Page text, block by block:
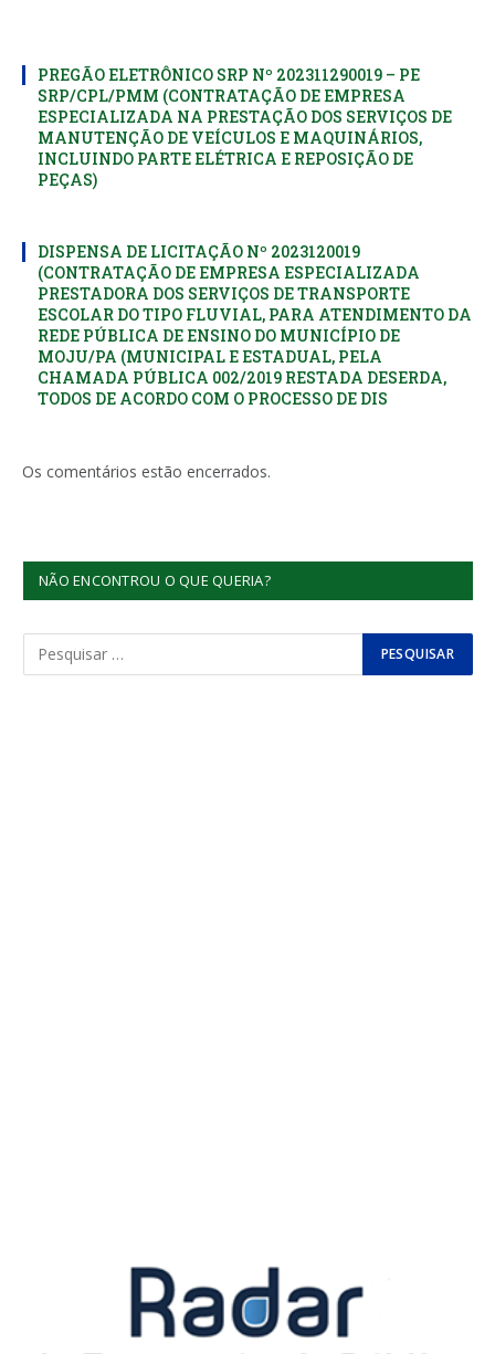
PREGÃO ELETRÔNICO SRP Nº 202311290019 – PE
SRP/CPL/PMM (CONTRATAÇÃO DE EMPRESA
ESPECIALIZADA NA PRESTAÇÃO DOS SERVIÇOS DE
MANUTENÇÃO DE VEÍCULOS E MAQUINÁRIOS,
INCLUINDO PARTE ELÉTRICA E REPOSIÇÃO DE
PEÇAS)
DISPENSA DE LICITAÇÃO Nº 2023120019
(CONTRATAÇÃO DE EMPRESA ESPECIALIZADA
PRESTADORA DOS SERVIÇOS DE TRANSPORTE
ESCOLAR DO TIPO FLUVIAL, PARA ATENDIMENTO DA
REDE PÚBLICA DE ENSINO DO MUNICÍPIO DE
MOJU/PA (MUNICIPAL E ESTADUAL, PELA
CHAMADA PÚBLICA 002/2019 RESTADA DESERDA,
TODOS DE ACORDO COM O PROCESSO DE DIS
Os comentários estão encerrados.
NÃO ENCONTROU O QUE QUERIA?